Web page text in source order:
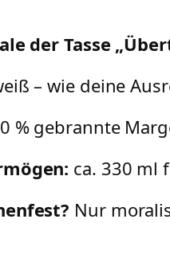
der Tasse
– wie deine
% gebrannte
ca. 330 ml
Nur